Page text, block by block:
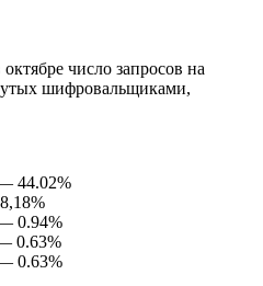
число запросов на
шифровальщиками,
44.02%
0.94%
0.63%
0.63%